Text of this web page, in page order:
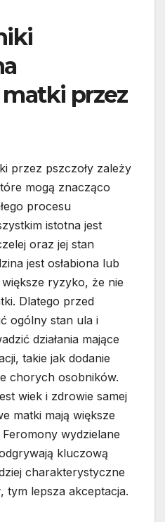
przez
przez pszczoły zależy
mogą znacząco
procesu
istotna jest
oraz jej stan
jest osłabiona lub
ryzyko, że nie
Dlatego przed
ogólny stan ula i
działania mające
takie jak dodanie
chorych osobników.
wiek i zdrowie samej
matki mają większe
wydzielane
kluczową
charakterystyczne
tym lepsza akceptacja.